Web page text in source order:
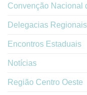
Convenção Nacional
Delegacias Regionais
Encontros Estaduais
Notícias
Região Centro Oeste